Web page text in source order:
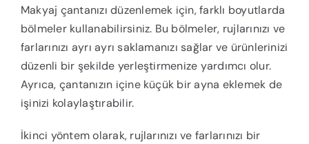
Makyaj çantanızı düzenlemek için, farklı boyutlarda
bölmeler kullanabilirsiniz. Bu bölmeler, rujlarınızı ve
farlarınızı ayrı ayrı saklamanızı sağlar ve ürünlerinizi
düzenli bir şekilde yerleştirmenize yardımcı olur.
Ayrıca, çantanızın içine küçük bir ayna eklemek de
işinizi kolaylaştırabilir.
İkinci yöntem olarak, rujlarınızı ve farlarınızı bir